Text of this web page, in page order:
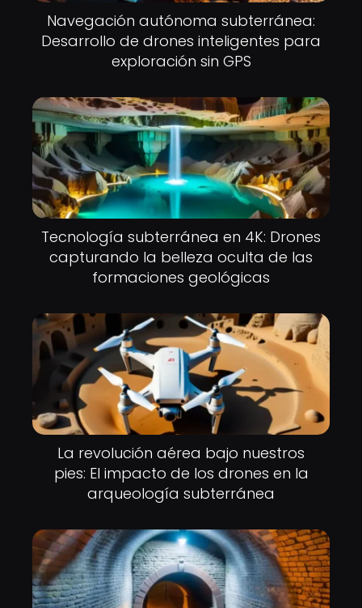
Navegación autónoma subterránea:
Desarrollo de drones inteligentes para
exploración sin GPS
Tecnología subterránea en 4K: Drones
capturando la belleza oculta de las
formaciones geológicas
La revolución aérea bajo nuestros
pies: El impacto de los drones en la
arqueología subterránea